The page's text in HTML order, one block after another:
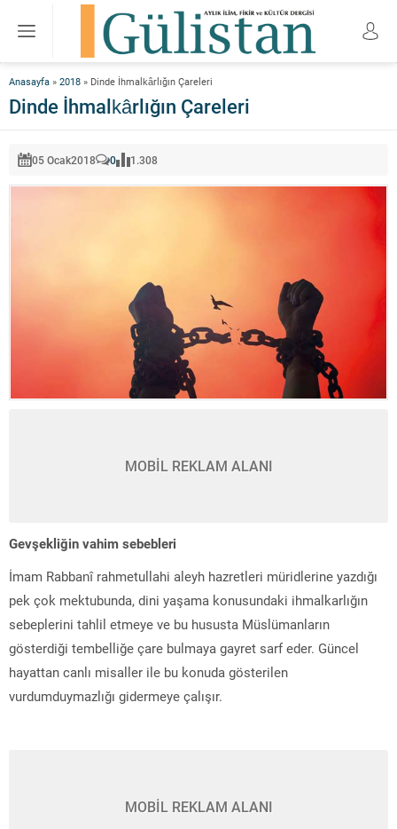
Anasayfa » 2018 » Dinde İhmalkârlığın Çareleri
Dinde İhmalkârlığın Çareleri
05 Ocak2018 0 1.308
MOBİL REKLAM ALANI
Gevşekliğin vahim sebebleri
İmam Rabbanî rahmetullahi aleyh hazretleri müridlerine yazdığı
pek çok mektubunda, dini yaşama konusundaki ihmalkarlığın
sebeplerini tahlil etmeye ve bu hususta Müslümanların
gösterdiği tembelliğe çare bulmaya gayret sarf eder. Güncel
hayattan canlı misaller ile bu konuda gösterilen
vurdumduymazlığı gidermeye çalışır.
MOBİL REKLAM ALANI